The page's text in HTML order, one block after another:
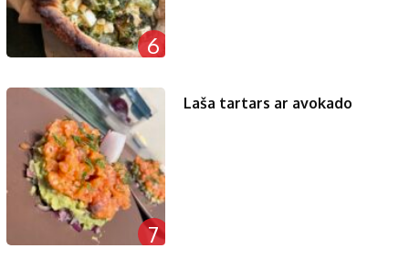
6
7
Laša tartars ar avokado